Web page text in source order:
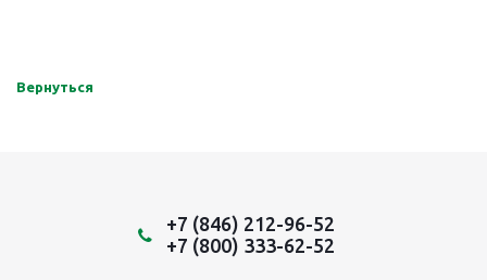
Вернуться
+7 (846) 212-96-52
+7 (800) 333-62-52